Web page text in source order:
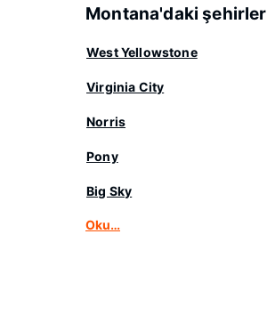
Montana'daki şehirler
West Yellowstone
Virginia City
Norris
Pony
Big Sky
Oku…